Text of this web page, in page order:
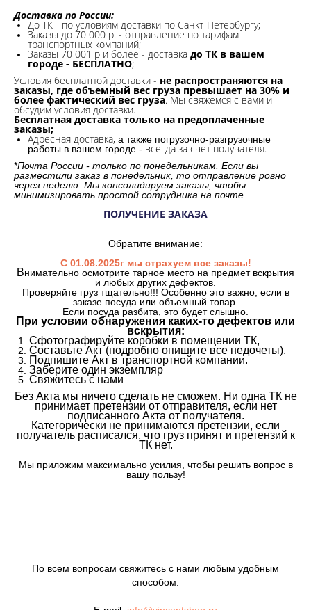
Доставка по России:
До ТК - по условиям доставки по Санкт-Петербургу;
Заказы до 70 000 р. - отправление по тарифам
транспортных компаний;
Заказы 70 001 р и более - доставка до ТК в вашем
городе - БЕСПЛАТНО;
Условия бесплатной доставки - не распространяются на
заказы, где объемный вес груза превышает на 30% и
более фактический вес груза. Мы свяжемся с вами и
обсудим условия доставки.
Бесплатная доставка только на предоплаченные
заказы;
Адресная доставка, а также погрузочно-разгрузочные
работы в вашем городе - всегда за счет получателя.
*Почта России - только по понедельникам. Если вы
разместили заказ в понедельник, то отправление ровно
через неделю. Мы консолидируем заказы, чтобы
минимизировать простой сотрудника на почте.
ПОЛУЧЕНИЕ ЗАКАЗА
Обратите внимание:
С 01.08.2025г мы страхуем все заказы!
Внимательно осмотрите тарное место на предмет вскрытия
и любых других дефектов.
Проверяйте груз тщательно!!! Особенно это важно, если в
заказе посуда или объемный товар.
Если посуда разбита, это будет слышно.
При условии обнаружения каких-то дефектов или
вскрытия:
Сфотографируйте коробки в помещении ТК,
Составьте Акт (подробно опишите все недочеты).
Подпишите Акт в транспортной компании.
Заберите один экземпляр
Свяжитесь с нами
Без Акта мы ничего сделать не сможем. Ни одна ТК не
принимает претензии от отправителя, если нет
подписанного Акта от получателя.
Категорически не принимаются претензии, если
получатель расписался, что груз принят и претензий к
ТК нет.
Мы приложим максимально усилия, чтобы решить вопрос в
вашу пользу!
По всем вопросам свяжитесь с нами любым удобным
способом: